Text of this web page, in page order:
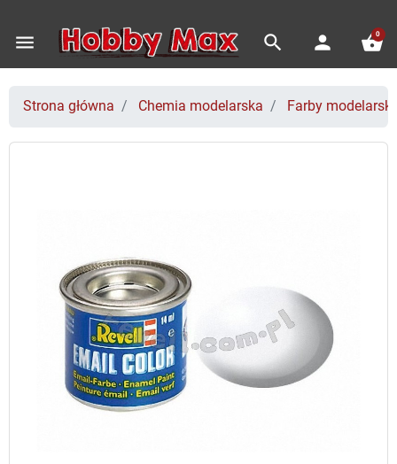
menu search person shopping_basket
0
Strona główna Chemia modelarska Farby